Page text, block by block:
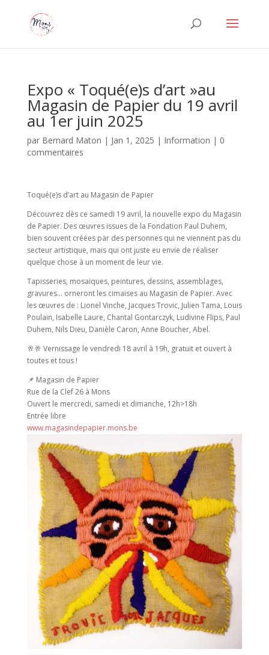
Expo « Toqué(e)s d’art »au
Magasin de Papier du 19 avril
au 1er juin 2025
par Bernard Maton | Jan 1, 2025 | Information | 0
commentaires
Toqué(e)s d’art au Magasin de Papier
Découvrez dès ce samedi 19 avril, la nouvelle expo du Magasin
de Papier. Des œuvres issues de la Fondation Paul Duhem,
bien souvent créées par des personnes qui ne viennent pas du
secteur artistique, mais qui ont juste eu envie de réaliser
quelque chose à un moment de leur vie.
Tapisseries, mosaïques, peintures, dessins, assemblages,
gravures… orneront les cimaises au Magasin de Papier. Avec
les œuvres de : Lionel Vinche, Jacques Trovic, Julien Tama, Louis
Poulain, Isabelle Laure, Chantal Gontarczyk, Ludivine Flips, Paul
Duhem, Nils Dieu, Danièle Caron, Anne Boucher, Abel.
🥂🥂 Vernissage le vendredi 18 avril à 19h, gratuit et ouvert à
toutes et tous !
📌 Magasin de Papier
Rue de la Clef 26 à Mons
Ouvert le mercredi, samedi et dimanche, 12h>18h
Entrée libre
www.magasindepapier.mons.be